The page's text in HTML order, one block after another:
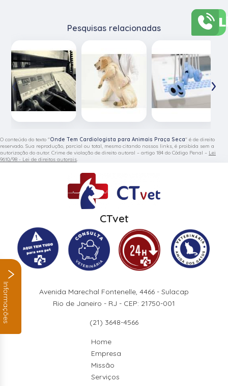
Pesquisas relacionadas
‹ ›
O conteúdo do texto "Onde Tem Cardiologista para Animais Praça Seca" é de direito
reservado. Sua reprodução, parcial ou total, mesmo citando nossos links, é proibida sem a
autorização do autor. Crime de violação de direito autoral – artigo 184 do Código Penal – Lei
9610/98 - Lei de direitos autorais.
CTvet
Avenida Marechal Fontenelle, 4466 - Sulacap
Rio de Janeiro - RJ - CEP: 21750-001
(21) 3648-4566
Home
Empresa
Missão
Serviços
Informações